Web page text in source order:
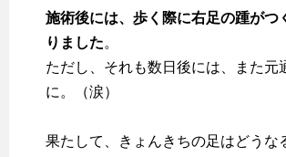
施術後には、歩く際に右足の踵がつ
りました。
ただし、それも数日後には、また元
に。（涙）
果たして、きょんきちの足はどうな